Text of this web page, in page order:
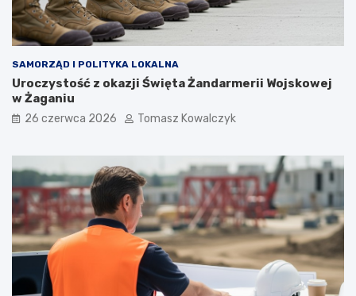
SAMORZĄD I POLITYKA LOKALNA
Uroczystość z okazji Święta Żandarmerii Wojskowej
w Żaganiu
26 czerwca 2026 Tomasz Kowalczyk